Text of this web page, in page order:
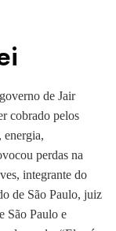
de Jair
cobrado pelos
energia,
perdas na
integrante do
de São Paulo, juiz
São Paulo e